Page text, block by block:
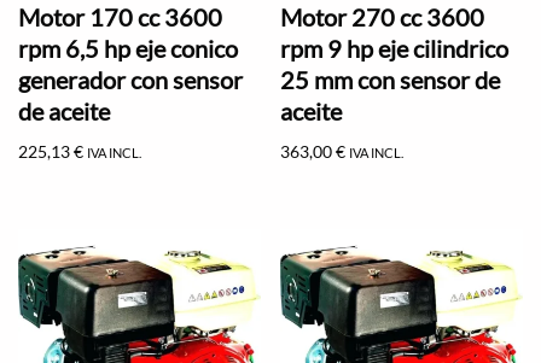
Motor 170 cc 3600
rpm 6,5 hp eje conico
generador con sensor
de aceite
225,13€ IVA INCL.
Motor 270 cc 3600
rpm 9 hp eje cilindrico
25 mm con sensor de
aceite
363,00€ IVA INCL.